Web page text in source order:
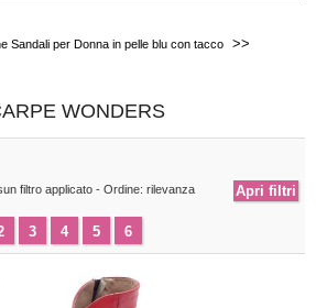
Sandali per Donna in pelle blu con tacco >>
WONDERS
filtro applicato - Ordine: rilevanza
3 4 5 6